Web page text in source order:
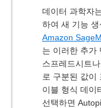
데이터 과학자
하여 새 기능
Amazon
는 이러한 추가
스프레드시트
로 구분된 값이
이블 형식 데이
선택하면